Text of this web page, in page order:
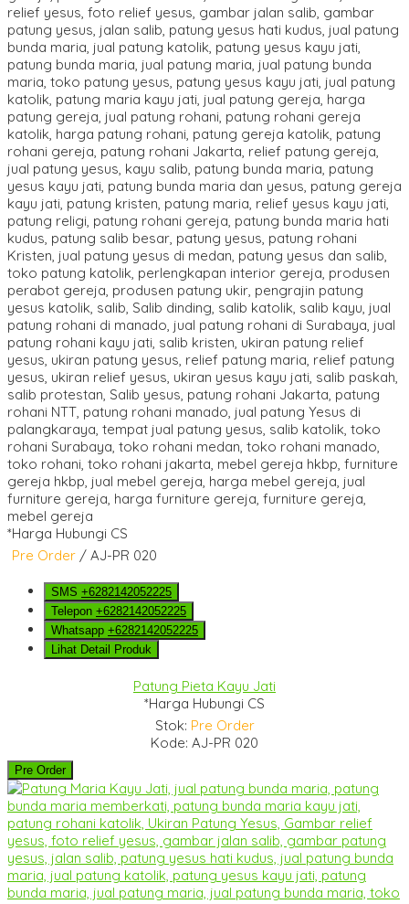
*Harga Hubungi CS
Pre Order / AJ-PR 020
SMS +6282142052225
Telepon +6282142052225
Whatsapp +6282142052225
Lihat Detail Produk
Patung Pieta Kayu Jati
*Harga Hubungi CS
Stok: Pre Order
Kode: AJ-PR 020
Pre Order